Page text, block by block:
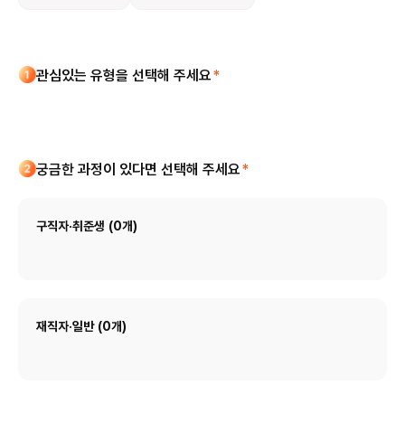
관심있는 유형을 선택해 주세요*
궁금한 과정이 있다면 선택해 주세요*
구직자·취준생 (0개)
재직자·일반(0개)